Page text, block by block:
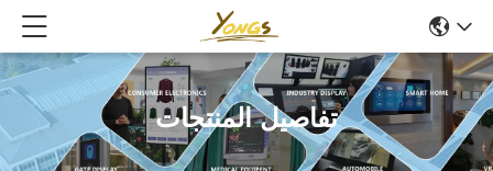
تفاصيل المنتجات